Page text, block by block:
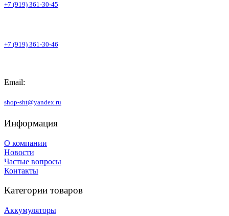
+7 (919) 361-30-45
+7 (919) 361-30-46
Email:
shop-sht@yandex.ru
Информация
О компании
Новости
Частые вопросы
Контакты
Категории товаров
Аккумуляторы